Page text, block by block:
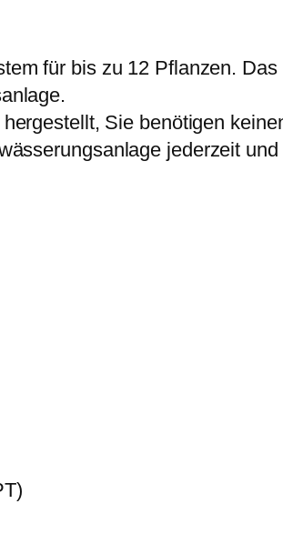
r
:
6
5
9
€
für bis zu 12 Pflanzen.
Sie benötigen
jederzeit